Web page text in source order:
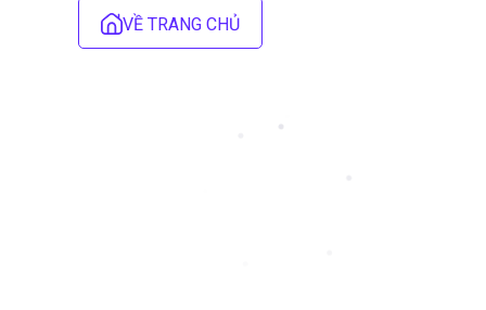
VỀ TRANG CHỦ